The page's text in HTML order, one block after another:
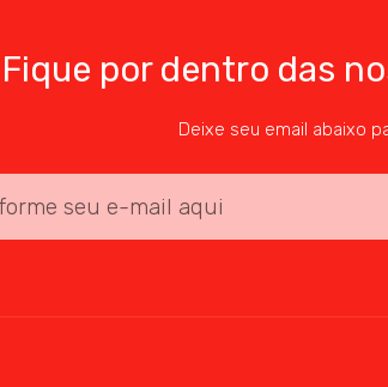
Fique por dentro das
Deixe seu email abaixo